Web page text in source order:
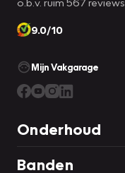
9.0/10
Mijn Vakgarage
Onderhoud
Banden